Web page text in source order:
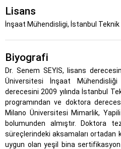
Lisans
İnşaat Mühendisligi, İstanbul
Biyografi
Dr. Senem SEYIS, lisans
Üniversitesi İnşaat
derecesini 2009 yılında İstanbul
programından ve doktora
Milano Üniversitesi Mimarlik,
bolumunden almıştır. Doktora
süreçlerindeki aksamaları ortadan
uygun olan yeşil bina